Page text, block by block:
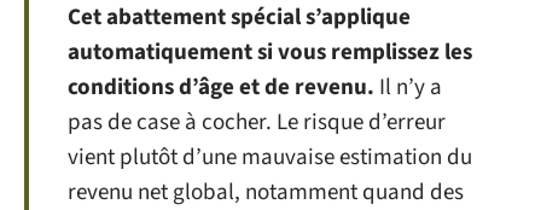
Cet abattement spécial s’applique
automatiquement si vous remplissez les
conditions d’âge et de revenu. Il n’y a
pas de case à cocher. Le risque d’erreur
vient plutôt d’une mauvaise estimation du
revenu net global, notamment quand des